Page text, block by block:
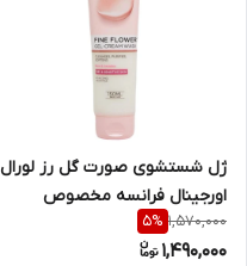
ژل شستشوی صورت گل رز لورال
اورجینال فرانسه مخصوص
پوست های خشک و حساس
1,570,000
5%
1,490,000